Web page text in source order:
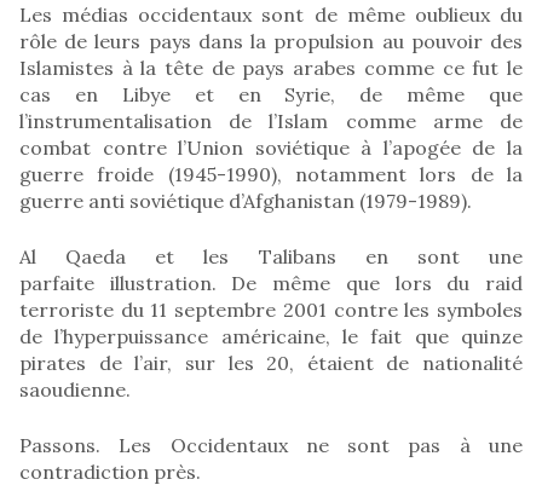
Les médias occidentaux sont de même oublieux du
rôle de leurs pays dans la propulsion au pouvoir des
Islamistes à la tête de pays arabes comme ce fut le
cas en Libye et en Syrie, de même que
l’instrumentalisation de l’Islam comme arme de
combat contre l’Union soviétique à l’apogée de la
guerre froide (1945-1990), notamment lors de la
guerre anti soviétique d’Afghanistan (1979-1989).
Al Qaeda et les Talibans en sont une
parfaite illustration. De même que lors du raid
terroriste du 11 septembre 2001 contre les symboles
de l’hyperpuissance américaine, le fait que quinze
pirates de l’air, sur les 20, étaient de nationalité
saoudienne.
Passons. Les Occidentaux ne sont pas à une
contradiction près.